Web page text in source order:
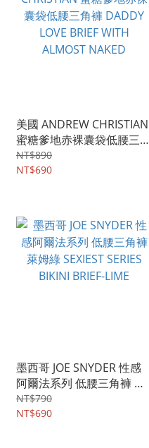
美國 ANDREW CHRISTIAN
蜜糖爹地赤裸囊袋低腰三角
褲 DADDY LOVE BRIEF
WITH ALMOST NAKED
NT$890
NT$690
墨西哥 JOE SNYDER 性感
阿爾法系列 低腰三角褲 萊
姆綠 SEXIEST SERIES
BIKINI BRIEF-LIME
NT$790
NT$690